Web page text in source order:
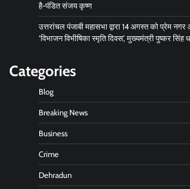
है-पंडित संजय कृष्ण
उत्तरांचल पंजाबी महासभा द्वारा 14 अगस्त को प्रेम
‘विभाजन विभीषिका स्मृति दिवस’, मुख्यमंत्री पुष्कर सिंह
Categories
Blog
Breaking News
Business
Crime
Dehradun